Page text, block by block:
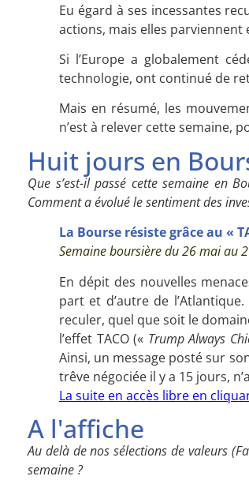
Eu égard à ses incessantes
actions, mais elles parviennent
Si l’Europe a globalement
technologie, ont continué de
Mais en résumé, les
n’est à relever cette semaine,
Huit jours en
Que s’est-il passé cette semaine en
Comment a évolué le sentiment des
La Bourse résiste grâce au «
Semaine boursière du 26 mai au
En dépit des nouvelles
part et d’autre de
reculer, quel que soit le
l’effet TACO (« Trump Always
Ainsi, un message posté sur
trêve négociée il y a 15 jours,
La suite en accès libre en
A l'affiche
Au delà de nos sélections de valeurs
semaine ?